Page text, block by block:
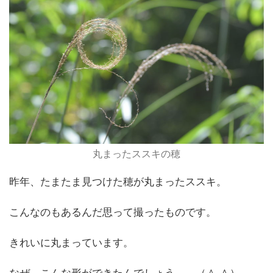
丸まったススキの穂
昨年、たまたま見つけた穂が丸まったススキ。
こんなのもあるんだ思って撮ったものです。
きれいに丸まっています。